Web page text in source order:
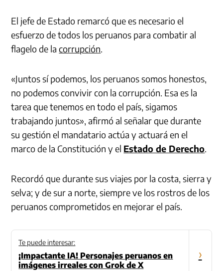
El jefe de Estado remarcó que es necesario el
esfuerzo de todos los peruanos para combatir al
flagelo de lacorrupción.
«Juntos sí podemos, los peruanos somos honestos,
no podemos convivir con la corrupción. Esa es la
tarea que tenemos en todo el país, sigamos
trabajando juntos», afirmó al señalar que durante
su gestión el mandatario actúa y actuará en el
marco de la Constitución y el Estado de Derecho.
Recordó que durante sus viajes por la costa, sierra y
selva; y de sur a norte, siempre ve los rostros de los
peruanos comprometidos en mejorar el país.
Te puede interesar:
¡Impactante IA! Personajes peruanos en
imágenes irreales con Grok de X
›